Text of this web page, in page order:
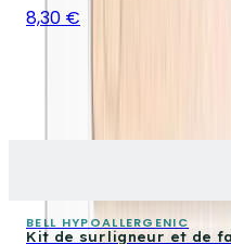
8,30 €
BELL HYPOALLERGENIC
Kit de surligneur et de